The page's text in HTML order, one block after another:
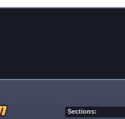
Sections: